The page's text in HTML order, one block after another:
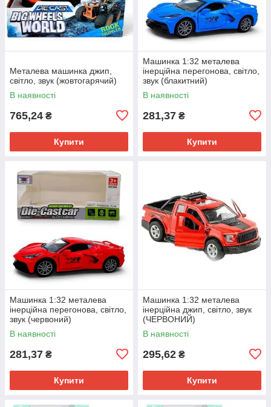
Металева машинка джип,
світло, звук (жовтогарячий)
В наявності
765,24 ₴
Купити
Машинка 1:32 металева
інерційна перегонова, світло,
звук (блакитний)
В наявності
281,37 ₴
Купити
Машинка 1:32 металева
інерційна перегонова, світло,
звук (червоний)
В наявності
281,37 ₴
Купити
Машинка 1:32 металева
інерційна джип, світло, звук
(ЧЕРВОНИЙ)
В наявності
295,62 ₴
Купити